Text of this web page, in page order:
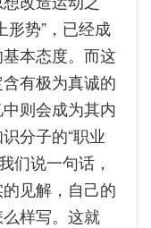
形势”，已经成
本态度。而这
有极为真诚的
则会成为其内
分子的“职业
们说一句话，
见解，自己的
样写。这就